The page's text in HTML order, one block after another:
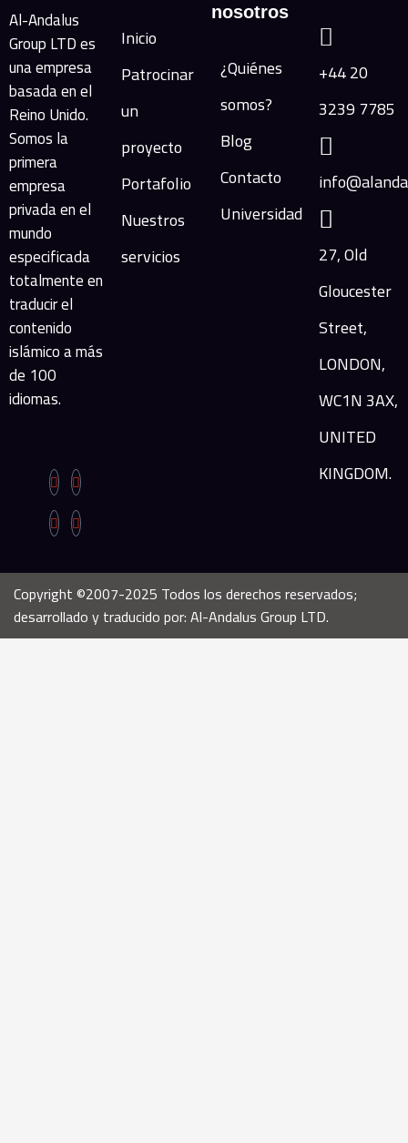
Al-Andalus
Group LTD es
una empresa
basada en el
Reino Unido.
Somos la
primera
empresa
privada en el
mundo
especificada
totalmente en
traducir el
contenido
islámico a más
de 100
idiomas.
Inicio
Patrocinar
un
proyecto
Portafolio
Nuestros
servicios
nosotros
¿Quiénes
somos?
Blog
Contacto
Universidad
+44 20
3239 7785
27, Old
Gloucester
Street,
LONDON,
WC1N 3AX,
UNITED
KINGDOM.
Copyright ©2007-2025 Todos los derechos reservados;
desarrollado y traducido por: Al-Andalus Group LTD.